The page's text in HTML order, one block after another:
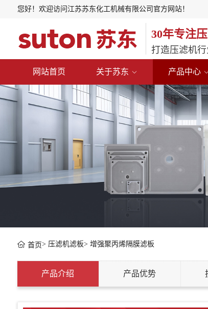
您好！欢迎访问江苏苏东化工机械有限公司官方网站！
30年专注
打造压滤机
网站首页 关于苏东 产品中心
首页> 压滤机滤板> 增强聚丙烯隔膜滤板
产品介绍 产品优势